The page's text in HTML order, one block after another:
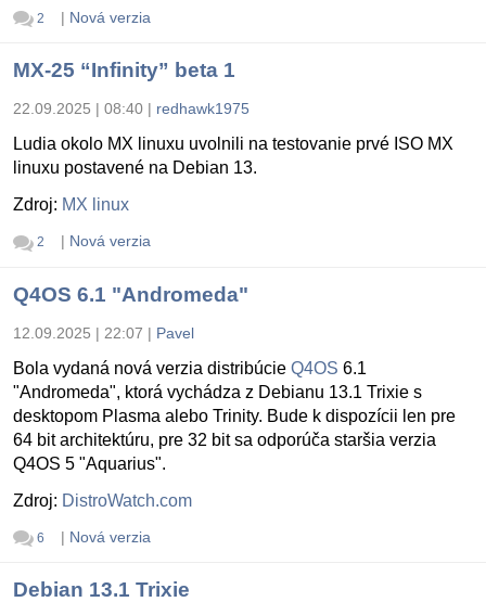
2 | Nová verzia
MX-25 “Infinity” beta 1
22.09.2025 | 08:40 | redhawk1975
Ludia okolo MX linuxu uvolnili na testovanie prvé ISO MX
linuxu postavené na Debian 13.
Zdroj: MX linux
2 | Nová verzia
Q4OS 6.1 "Andromeda"
12.09.2025 | 22:07 | Pavel
Bola vydaná nová verzia distribúcie Q4OS 6.1
"Andromeda", ktorá vychádza z Debianu 13.1 Trixie s
desktopom Plasma alebo Trinity. Bude k dispozícii len pre
64 bit architektúru, pre 32 bit sa odporúča staršia verzia
Q4OS 5 "Aquarius".
Zdroj: DistroWatch.com
6 | Nová verzia
Debian 13.1 Trixie